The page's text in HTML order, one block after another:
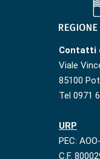
Contatti
Viale
85100
Tel 0971
URP
PEC:
C.F.